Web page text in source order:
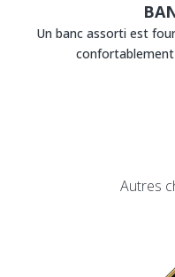
Un banc assorti est
Autres